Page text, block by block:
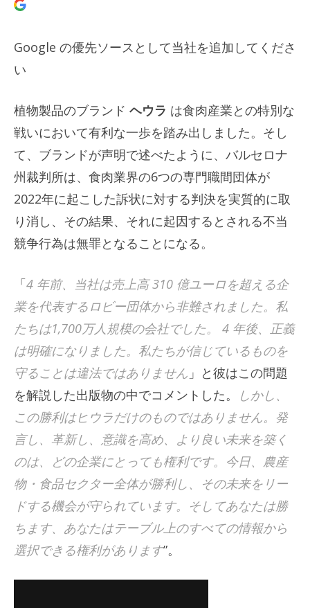
Google の優先ソースとして当社を追加してくださ
い
植物製品のブランド ヘウラ は食肉産業との特別な
戦いにおいて有利な一歩を踏み出しました。そし
て、ブランドが声明で述べたように、バルセロナ
州裁判所は、食肉業界の6つの専門職間団体が
2022年に起こした訴状に対する判決を実質的に取
り消し、その結果、それに起因するとされる不当
競争行為は無罪となることになる。
「4 年前、当社は売上高 310 億ユーロを超える企
業を代表するロビー団体から非難されました。私
たちは1,700万人規模の会社でした。 4 年後、正義
は明確になりました。私たちが信じているものを
守ることは違法ではありません 」と彼はこの問題
を解説した出版物の中でコメントした。
しかし、
この勝利はヒウラだけのものではありません。発
言し、革新し、意識を高め、より良い未来を築く
のは、どの企業にとっても権利です。今日、農産
物・食品セクター全体が勝利し、その未来をリー
ドする機会が守られています。そしてあなたは勝
ちます、あなたはテーブル上のすべての情報から
選択できる権利があります”。